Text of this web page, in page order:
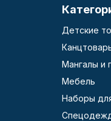
Детские
Мангалы и
Мебель
Наборы